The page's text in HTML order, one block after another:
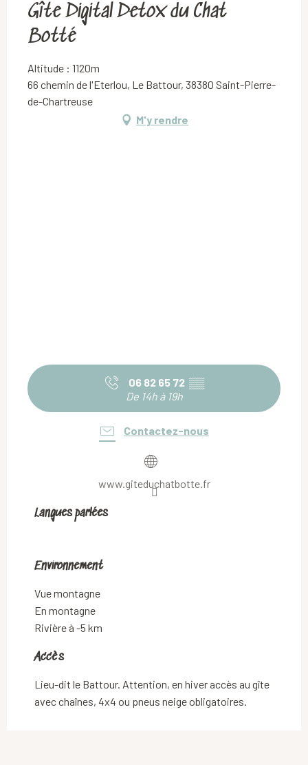
Gîte Digital Detox du Chat
Botté
Altitude : 1120m
66 chemin de l'Eterlou, Le Battour, 38380 Saint-Pierre-
de-Chartreuse
M'y rendre
06 82 65 72 ▒▒
De 14h à 19h
Contactez-nous
www.giteduchatbotte.fr
Langues parlées
Langues parlées
Environnement
Environnement
Vue montagne
En montagne
Rivière à -5 km
Accès
Accès
Lieu-dit le Battour. Attention, en hiver accès au gîte
avec chaînes, 4x4 ou pneus neige obligatoires.